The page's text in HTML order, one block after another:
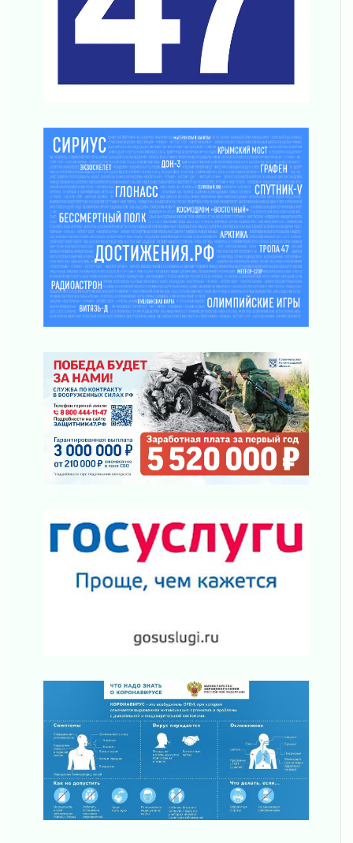
Без риска для здоровья и кошелька
Что делать со сбережениями
Награды нашли строителей
03 августа 2026
Ленобласть повышает производительность
труда в ЖКХ
03 августа 2026
Поддержка волонтерских объединений
03 августа 2026
Ладожский мост полностью закроют на два
часа
03 августа 2026
Музеи Ленобласти обновляют пространства
03 августа 2026
03 августа 2026
Часть медиков в Ленобласти сможет
рассчитывать на доплату от региона
03 августа 2026
За сутки в Ленинградской области
ликвидировали 10 пожаров
03 августа 2026
03 августа 2026
Строительные компании Ленобласти
подняли зарплаты почти на 40% за год
03 августа 2026
Ленобласть отмечает День Воздушно-
десантных войск
02 августа 2026
«Активное лето»
02 августа 2026
Ленобласть отметила заслуги жителей перед
регионом и страной
02 августа 2026